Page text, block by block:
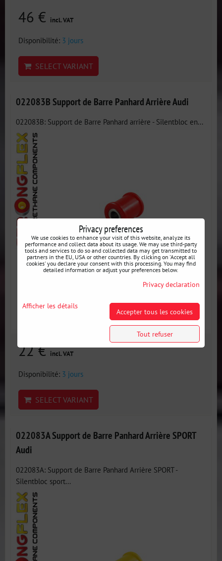
46 € incl. VAT
Disponibilité: 3 jours
SELECT VARIANT
022083B Support de Barre Panhard Arrière Audi
022083B: Support de Barre Panhard arrière - Silentbloc en...
22 €incl. VAT
Disponibilité: 3 jours
SELECT VARIANT
022083A Support de Barre Panhard Arrière SPORT
Audi
022083A: Support de Barre Panhard Arrière SPORT -
Silentbloc sport...
Privacy preferences
We use cookies to enhance your visit of this website, analyze its
performance and collect data about its usage. We may use third-party
tools and services to do so and collected data may get transmitted to
partners in the EU, USA or other countries. By clicking on 'Accept all
cookies' you declare your consent with this processing. You may find
detailed information or adjust your preferences below.
Privacy declaration
Afficher les détails
Accepter tous les cookies
Tout refuser